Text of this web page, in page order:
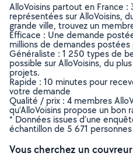
AlloVoisins partout en France
représentées sur AlloVoisins,
grande ville, trouvez un
Efficace : Une demande
millions de demandes postées
Généraliste : 1 250 types de
possible sur AlloVoisins, du
projets.
Rapide : 10 minutes pour
votre demande
Qualité / prix : 4 membres
qu’AlloVoisins propose un
* Données issues d’une
échantillon de 5 671
Vous cherchez un